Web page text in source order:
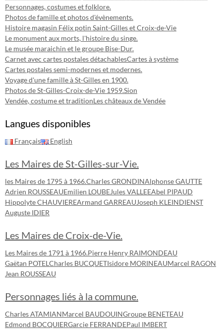
Personnages, costumes et folklore.
Photos de famille et photos d'évènements.
Histoire magasin Félix potin Saint-Gilles et Croix-de-Vie
Le monument aux morts, l'histoire du singe.
Le musée maraichin et le groupe Bise-Dur.
Carnet avec cartes postales détachablesCartes à système
Cartes postales semi-modernes et modernes.
Voyage d'une famille à St-Gilles en 1900.
Photos de St-Gilles-Croix-de-Vie 1959.Sion
Vendée, costume et traditionLes châteaux de Vendée
Langues disponibles
Français English
Les Maires de St-Gilles-sur-Vie.
les Maires de 1795 à 1966.Charles GRONDINAlphonse GAUTTE
Adrien ROUSSEAUEmilien LOUBEJules VALLEEAbel PIPAUD
Hippolyte CHAUVIEREArmand GARREAUJoseph KLEINDIENST
Auguste IDIER
Les Maires de Croix-de-Vie.
Les Maires de 1791 à 1966.Pierre Henry RAIMONDEAU
Gaëtan POTEL Charles BUCQUETIsidore MORINEAUMarcel RAGON
Jean ROUSSEAU
Personnages liés à la commune.
Charles ATAMIANMarcel BAUDOUINGroupe BENETEAU
Edmond BOCQUIERGarcie FERRANDEPaul IMBERT